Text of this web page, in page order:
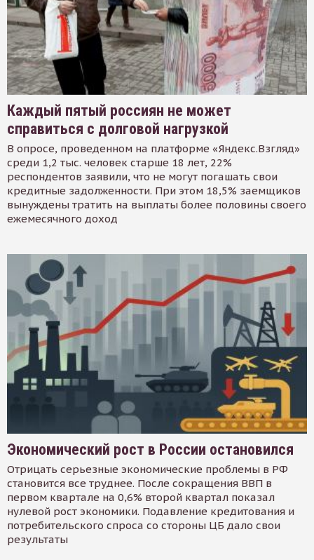
Каждый пятый россиян не может
справиться с долговой нагрузкой
В опросе, проведенном на платформе «Яндекс.Взгляд»
среди 1,2 тыс. человек старше 18 лет, 22%
респондентов заявили, что не могут погашать свои
кредитные задолженности. При этом 18,5% заемщиков
вынуждены тратить на выплаты более половины своего
ежемесячного доход
Экономический рост в России остановился
Отрицать серьезные экономические проблемы в РФ
становится все труднее. После сокращения ВВП в
первом квартале на 0,6% второй квартал показал
нулевой рост экономики. Подавление кредитования и
потребительского спроса со стороны ЦБ дало свои
результаты